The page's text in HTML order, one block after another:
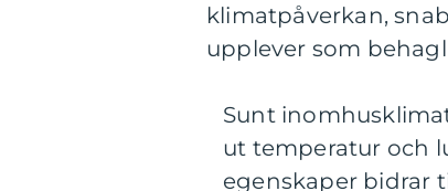
klimatpåverkan,
upplever som
Sunt
ut temperatur och
egenskaper bidrar